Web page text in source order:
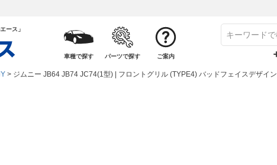
ース」
車種で探す パーツで探す ご案内
ジムニー JB64 JB74 JC74(1型) | フロントグリル (TYPE4) バッドフェイスデザイン